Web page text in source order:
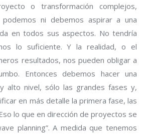
o transformación complejos,
ni debemos aspirar a una
en todos sus aspectos. No tendría
lo suficiente. Y la realidad, o el
resultados, nos pueden obligar a
Entonces debemos hacer una
alto nivel, sólo las grandes fases y,
en más detalle la primera fase, las
lo que en dirección de proyectos se
planning”. A medida que tenemos